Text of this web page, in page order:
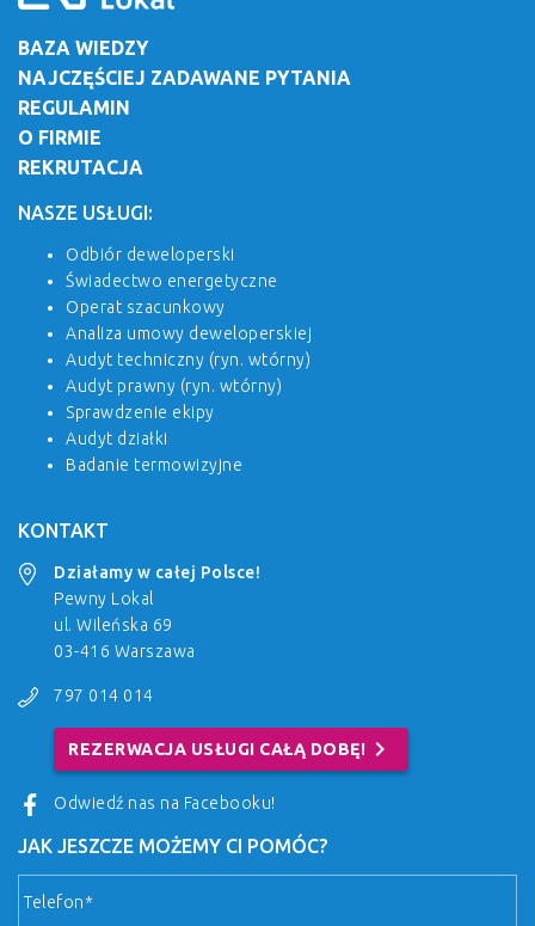
BAZA WIEDZY
NAJCZĘŚCIEJ ZADAWANE PYTANIA
REGULAMIN
O FIRMIE
REKRUTACJA
NASZE USŁUGI:
Odbiór deweloperski
Świadectwo energetyczne
Operat szacunkowy
Analiza umowy deweloperskiej
Audyt techniczny (ryn. wtórny)
Audyt prawny (ryn. wtórny)
Sprawdzenie ekipy
Audyt działki
Badanie termowizyjne
KONTAKT
Działamy w całej Polsce!
Pewny Lokal
ul. Wileńska 69
03-416 Warszawa
797 014 014
REZERWACJA USŁUGI CAŁĄ DOBĘ! chevron_right
Odwiedź nas na Facebooku!
JAK JESZCZE MOŻEMY CI POMÓC?